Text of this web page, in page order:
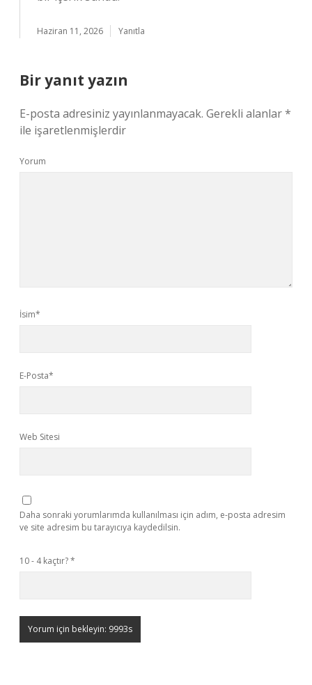
Haziran 11, 2026 Yanıtla
Bir yanıt yazın
E-posta adresiniz yayınlanmayacak. Gerekli alanlar*
ile işaretlenmişlerdir
Yorum
İsim*
E-Posta*
Web Sitesi
Daha sonraki yorumlarımda kullanılması için adım, e-posta adresim
ve site adresim bu tarayıcıya kaydedilsin.
10 - 4 kaçtır?*